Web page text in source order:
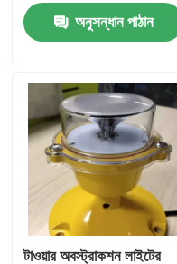
যোগাযোগ করুন
উদ্ধৃতির জন্য আবেদন
এভিয়েশন অবস্ট্রাকশন লাইট
সৌর চালিত বাধা আলো
এয়ারক্রাফ্ট অবস্ট্রাকশন লাইট
অনুসন্ধান পাঠান
টাওয়ার অবস্ট্রাকশন লাইটের